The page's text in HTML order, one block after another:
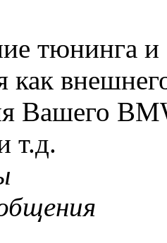
тюнинга и
как
Вашего
т.д.